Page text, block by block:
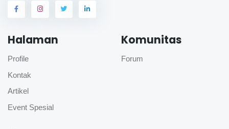
Halaman
Profile
Kontak
Artikel
Event Spesial
Komunitas
Forum